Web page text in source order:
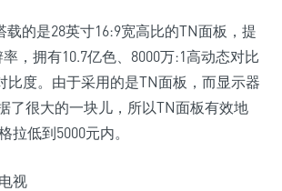
载的是28英寸16:9宽高比的TN面板，提
率，拥有10.7亿色、8000万:1高动态对比
比度。由于采用的是TN面板，而显示器
了很大的一块儿，所以TN面板有效地
拉低到5000元内。
视